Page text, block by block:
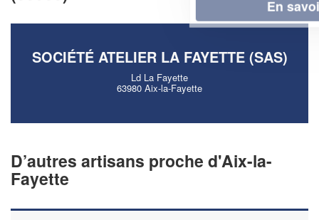
SOCIÉTÉ ATELIER LA FAYETTE (SAS)
Ld La Fayette
63980 Aix-la-Fayette
D’autres artisans proche d'Aix-la-
Fayette